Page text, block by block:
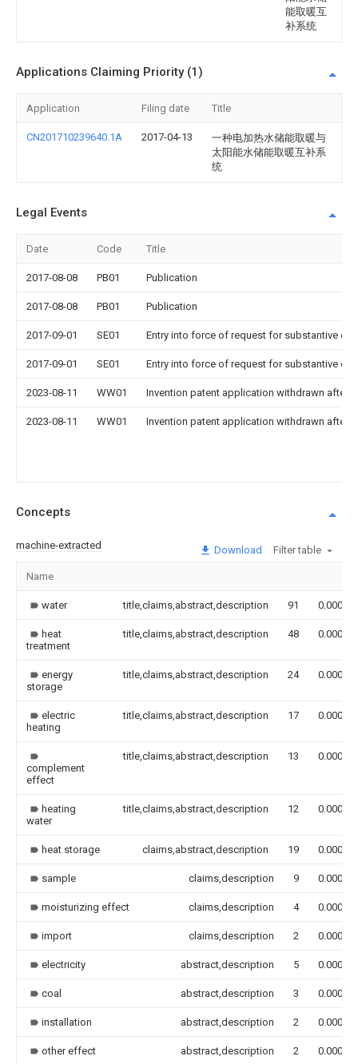
能取暖互
补系统
Applications Claiming Priority (1)
Application Filing date Title
CN201710239640.1A 2017-04-13
一种电加热水储能取暖与
太阳能水储能取暖互补系
统
Legal Events
Date Code Title
2017-08-08 PB01 Publication
2017-08-08 PB01 Publication
2017-09-01 SE01 Entry into force of request for substantive
2017-09-01 SE01 Entry into force of request for substantive
2023-08-11 WW01 Invention patent application withdrawn after
2023-08-11 WW01 Invention patent application withdrawn after
Concepts
machine-extracted Download Filter table
Name
water title,claims,abstract,description 91 0.000
heat
treatment
title,claims,abstract,description 48 0.000
energy
storage
title,claims,abstract,description 24 0.000
electric
heating
title,claims,abstract,description 17 0.000
complement
effect
title,claims,abstract,description 13 0.000
heating
water
title,claims,abstract,description 12 0.000
heat storage claims,abstract,description 19 0.000
sample claims,description 9 0.000
moisturizing effect claims,description 4 0.000
import claims,description 2 0.000
electricity abstract,description 5 0.000
coal abstract,description 3 0.000
installation abstract,description 2 0.000
other effect abstract,description 2 0.000